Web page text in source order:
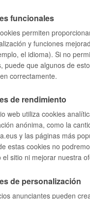
Donostia / San Sebastián)
000
ciudadanía
corporativas
Sebastián
sociales
funcionales
permiten
y funciones
el idioma). Si no
puede que algunos de
correctamente.
de rendimiento
web utiliza cookies
anónima, como la
y las páginas más
estas cookies no
el sitio ni mejorar nuestra
de personalización
anunciantes pueden